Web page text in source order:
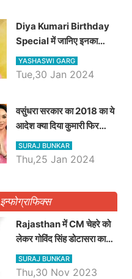
Diya Kumari Birthday
Special में जानिए इनका
राजकुमारी से राजस्थान की
डिप्टी सीएम बनने तक का सफर,
YASHASWI GARG
Tue,30 Jan 2024
वसुंधरा सरकार का 2018 का ये
आदेश क्या दिया कुमारी फिर
करेंगी लागू? कांग्रेस सरकार ने
किया था निरस्त
SURAJ BUNKAR
Thu,25 Jan 2024
इन्फोग्राफिक्स
Rajasthan में CM चेहरे को
लेकर गोविंद सिंह डोटासरा का
बड़ा बयान आया सामने, जानें
विचार
SURAJ BUNKAR
Thu,30 Nov 2023